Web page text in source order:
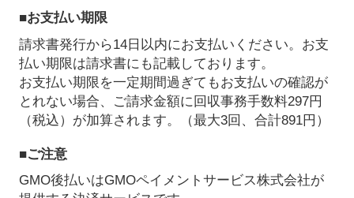
■お支払い期限
請求書発行から14日以内にお支払いください。お支
払い期限は請求書にも記載しております。
お支払い期限を一定期間過ぎてもお支払いの確認が
とれない場合、ご請求金額に回収事務手数料297円
（税込）が加算されます。（最大3回、合計891円）
■ご注意
GMO後払いはGMOペイメントサービス株式会社が